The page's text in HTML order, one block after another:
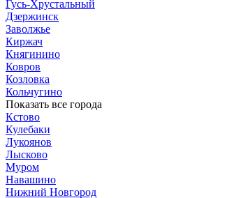
Гусь-Хрустальный
Дзержинск
Заволжье
Киржач
Княгинино
Ковров
Козловка
Кольчугино
Показать все города
Кстово
Кулебаки
Лукоянов
Лысково
Муром
Навашино
Нижний Новгород